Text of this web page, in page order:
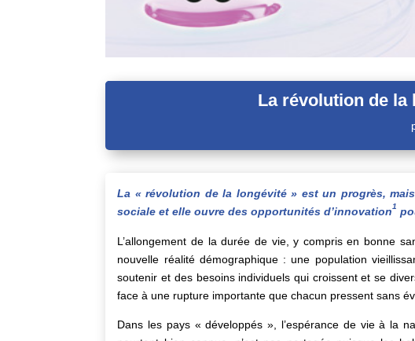
La révolution de la
La « révolution de la longévité » est un progrès,
sociale et elle ouvre des opportunités d’innovation1
L’allongement de la durée de vie, y compris en bonne
nouvelle réalité démographique : une population
soutenir et des besoins individuels qui croissent et se
face à une rupture importante que chacun pressent sans
Dans les pays « développés », l’espérance de vie à la